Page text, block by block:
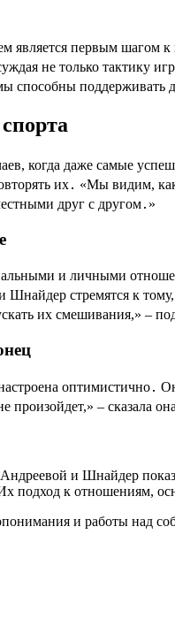
является первым шагом
не только тактику
способны поддерживать
когда даже самые
их․ «Мы видим,
друг с другом․»
и личными
Шнайдер стремятся к
их смешивания,» ‒
оптимистично․
произойдет,» ‒ сказала
и Шнайдер
подход к отношениям,
и работы над